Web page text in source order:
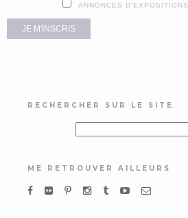
ANNONCES D'EXPOSITIONS
RECHERCHER SUR LE SITE
ME RETROUVER AILLEURS